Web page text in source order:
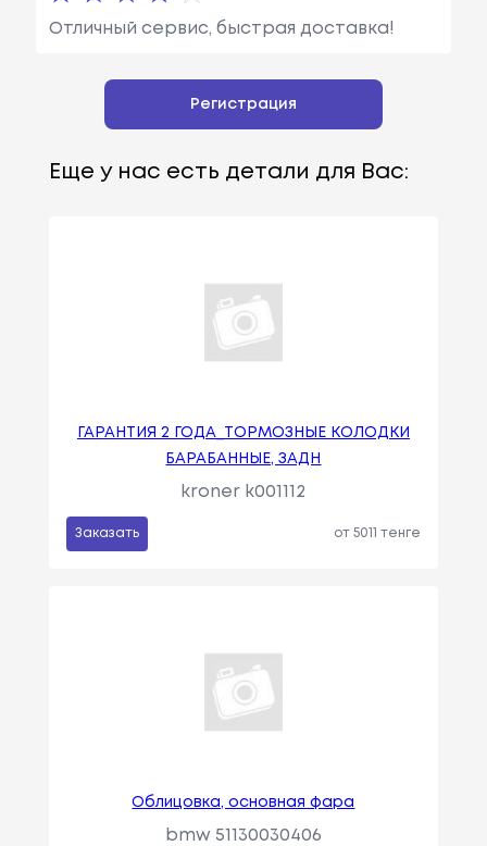
Отличный сервис, быстрая доставка!
Регистрация
Еще у нас есть детали для Вас:
ГАРАНТИЯ 2 ГОДА_ТОРМОЗНЫЕ КОЛОДКИ
БАРАБАННЫЕ, ЗАДН
kroner k001112
Заказать от 5011 тенге
Облицовка, основная фара
bmw 51130030406